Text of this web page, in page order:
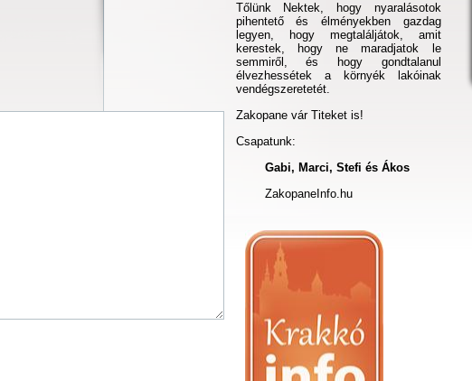
Tőlünk Nektek, hogy nyaralásotok
pihentető és élményekben gazdag
legyen, hogy megtaláljátok, amit
kerestek, hogy ne maradjatok le
semmiről, és hogy gondtalanul
élvezhessétek a környék lakóinak
vendégszeretetét.
Zakopane vár Titeket is!
Csapatunk:
Gabi, Marci, Stefi és Ákos
ZakopaneInfo.hu